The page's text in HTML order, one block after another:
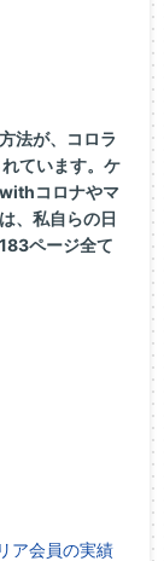
法が、コロラ
ています。ケ
コロナやマ
、私自らの日
ページ全て
ア会員の実績